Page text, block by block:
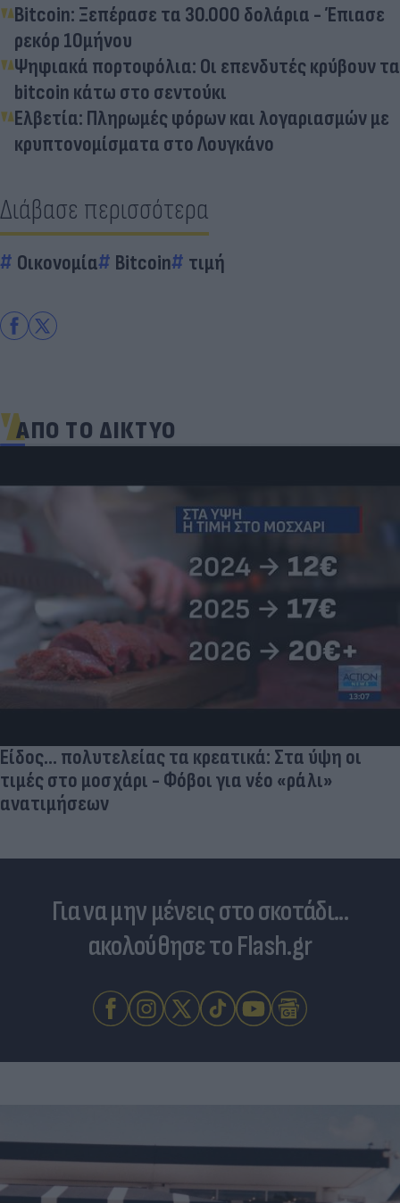
Bitcoin: Ξεπέρασε τα 30.000 δολάρια - Έπιασε
ρεκόρ 10μήνου
Ψηφιακά πορτοφόλια: Οι επενδυτές κρύβουν τα
bitcoin κάτω στο σεντούκι
Ελβετία: Πληρωμές φόρων και λογαριασμών με
κρυπτονομίσματα στο Λουγκάνο
Διάβασε περισσότερα
Οικονομία Bitcoin τιμή
ΑΠΟ ΤΟ ΔΙΚΤΥΟ
Είδος... πολυτελείας τα κρεατικά: Στα ύψη οι
τιμές στο μοσχάρι - Φόβοι για νέο «ράλι»
ανατιμήσεων
Για να μην μένεις στο σκοτάδι...
ακολούθησε το Flash.gr